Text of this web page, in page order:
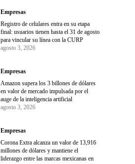
Empresas
Registro de celulares entra en su etapa
final: usuarios tienen hasta el 31 de agosto
para vincular su línea con la CURP
agosto 3, 2026
Empresas
Amazon supera los 3 billones de dólares
en valor de mercado impulsada por el
auge de la inteligencia artificial
agosto 3, 2026
Empresas
Corona Extra alcanza un valor de 13,916
millones de dólares y mantiene el
liderazgo entre las marcas mexicanas en